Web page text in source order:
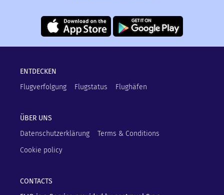
ENTDECKEN
Flugverfolgung
Flugstatus Flughäfen
ÜBER UNS
Datenschutzerklärung
Terms & Conditions
Cookie policy
CONTACTS